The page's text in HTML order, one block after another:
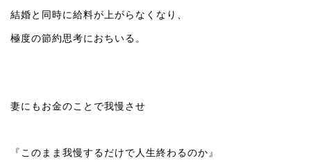
結婚と同時に給料が上がらなくなり、
極度の節約思考におちいる。
妻にもお金のことで我慢させ
『このまま我慢するだけで人生終わるのか』